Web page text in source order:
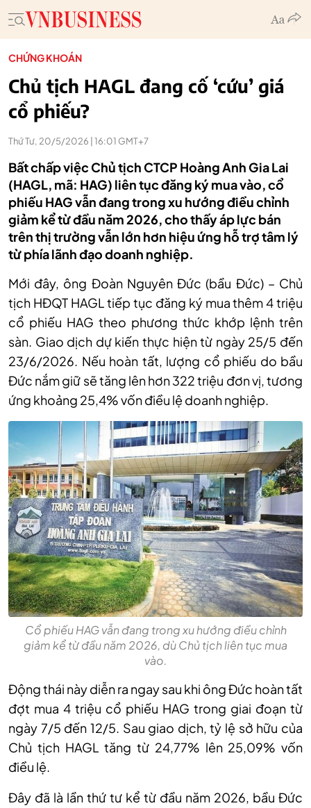
CHỨNG KHOÁN
Chủ tịch HAGL đang cố ‘cứu’ giá
cổ phiếu?
Thứ Tư, 20/5/2026 | 16:01 GMT+7
Bất chấp việc Chủ tịch CTCP Hoàng Anh Gia Lai
(HAGL, mã: HAG) liên tục đăng ký mua vào, cổ
phiếu HAG vẫn đang trong xu hướng điều chỉnh
giảm kể từ đầu năm 2026, cho thấy áp lực bán
trên thị trường vẫn lớn hơn hiệu ứng hỗ trợ tâm lý
từ phía lãnh đạo doanh nghiệp.
Mới đây, ông Đoàn Nguyên Đức (bầu Đức) – Chủ
tịch HĐQT HAGL tiếp tục đăng ký mua thêm 4 triệu
cổ phiếu HAG theo phương thức khớp lệnh trên
sàn. Giao dịch dự kiến thực hiện từ ngày 25/5 đến
23/6/2026. Nếu hoàn tất, lượng cổ phiếu do bầu
Đức nắm giữ sẽ tăng lên hơn 322 triệu đơn vị, tương
ứng khoảng 25,4% vốn điều lệ doanh nghiệp.
Cổ phiếu HAG vẫn đang trong xu hướng điều chỉnh
giảm kể từ đầu năm 2026, dù Chủ tịch liên tục mua
vào.
Động thái này diễn ra ngay sau khi ông Đức hoàn tất
đợt mua 4 triệu cổ phiếu HAG trong giai đoạn từ
ngày 7/5 đến 12/5. Sau giao dịch, tỷ lệ sở hữu của
Chủ tịch HAGL tăng từ 24,77% lên 25,09% vốn
điều lệ.
Đây đã là lần thứ tư kể từ đầu năm 2026, bầu Đức